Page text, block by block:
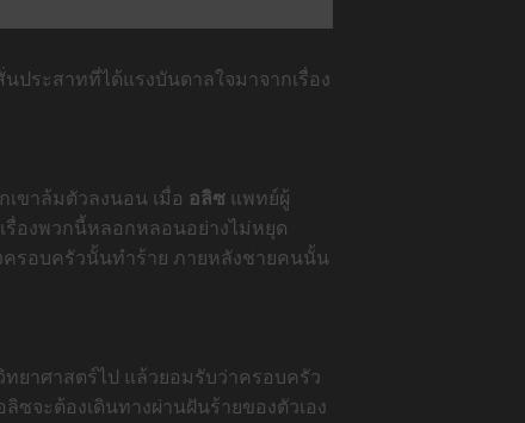
ประสาทที่ได้แรงบันดาลใจมาจากเรื่อง
ขาล้มตัวลงนอน เมื่อ อลิซแพทย์ผู้
รื่องพวกนี้หลอกหลอนอย่างไม่หยุด
ครอบครัวนั้นทำร้าย ภายหลังชายคนนั้น
ทยาศาสตร์ไป แล้วยอมรับว่าครอบครัว
ลิซจะต้องเดินทางผ่านฝันร้ายของตัวเอง